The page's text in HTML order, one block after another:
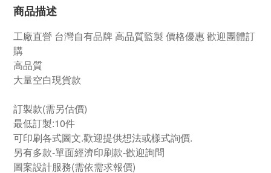
商品描述
工廠直營 台灣自有品牌 高品質監製 價格優惠 歡迎團體訂
購
高品質
大量空白現貨款
訂製款(需另估價)
最低訂製:10件
可印刷各式圖文.歡迎提供想法或樣式詢價.
另有多款-單面經濟印刷款-歡迎詢問
圖案設計服務(需依需求報價)